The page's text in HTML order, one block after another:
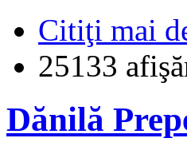
Citiţi mai
25133
Dănilă